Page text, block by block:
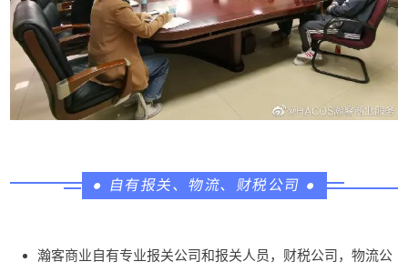
● 自有报关、物流、财税公司 ●
瀚客商业 自有专业报关公司和报关人员，财税公司，物流公